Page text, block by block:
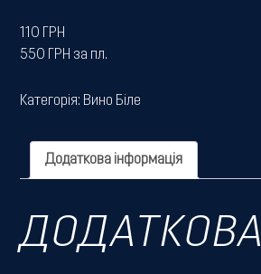
110 ГРН
550 ГРН за пл.
Категорія: Вино Біле
Додаткова інформація
ДОДАТКОВА